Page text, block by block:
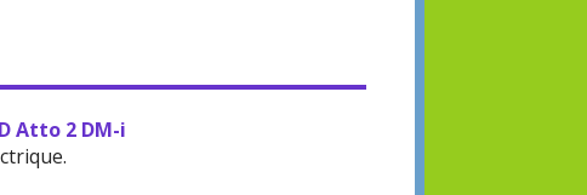
Atto 2 DM-i